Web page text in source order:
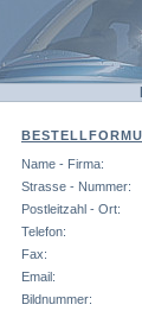
Name - Firma:
Strasse - Nummer:
Postleitzahl - Ort:
Telefon:
Fax:
Email:
Bildnummer: